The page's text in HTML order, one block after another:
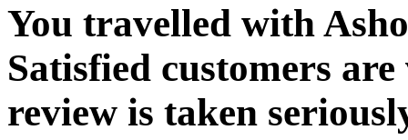
You travelled with
Satisfied customers
review is taken